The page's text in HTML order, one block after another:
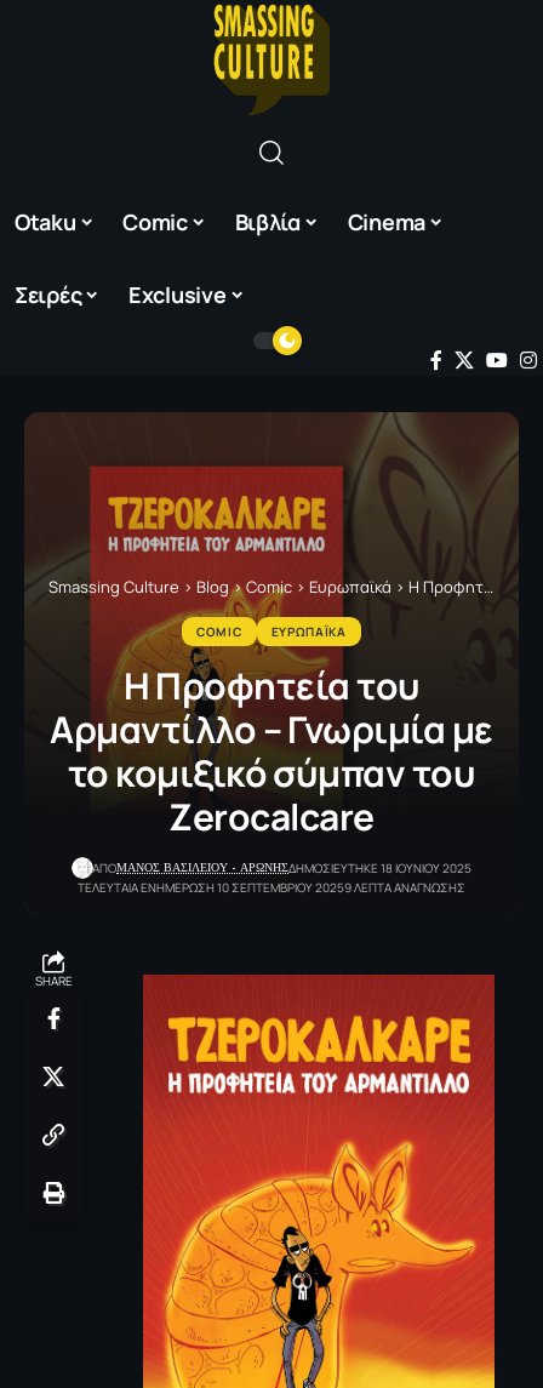
Otaku Comic Βιβλία Cinema
Σειρές Exclusive
Smassing Culture > Blog>Comic > Ευρωπαϊκά > Η Προφητεία του Αρμαντίλλο – Γνωριμία με το κομιξικό σύμπαν του Zerocalcare
COMIC ΕΥΡΩΠΑΪΚΑ
Η Προφητεία του
Αρμαντίλλο – Γνωριμία με
το κομιξικό σύμπαν του
Zerocalcare
ΑΠΟΜΑΝΟΣ ΒΑΣΙΛΕΙΟΥ - ΑΡΩΝΗΣΔΗΜΟΣΙΕΥΤΗΚΕ 18 ΙΟΥΝΙΟΥ 2025
ΤΕΛΕΥΤΑΙΑ ΕΝΗΜΕΡΩΣΗ 10 ΣΕΠΤΕΜΒΡΙΟΥ 20259 ΛΕΠΤΑ ΑΝΑΓΝΩΣΗΣ
SHARE